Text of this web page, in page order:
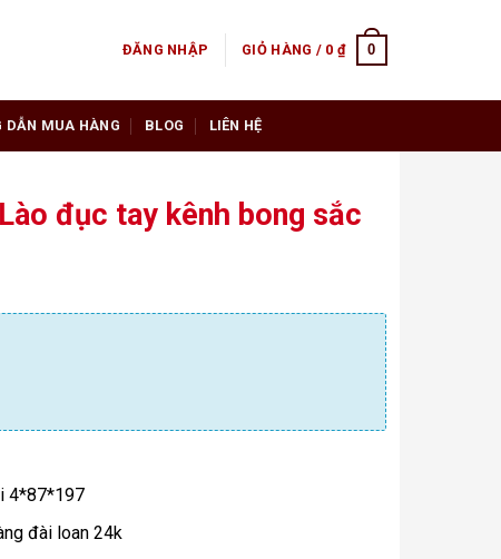
ĐĂNG NHẬP GIỎ HÀNG / 0 ₫ 0
DẪN MUA HÀNG BLOG LIÊN HỆ
đục tay kênh bong sắc
4*87*197
đài loan 24k